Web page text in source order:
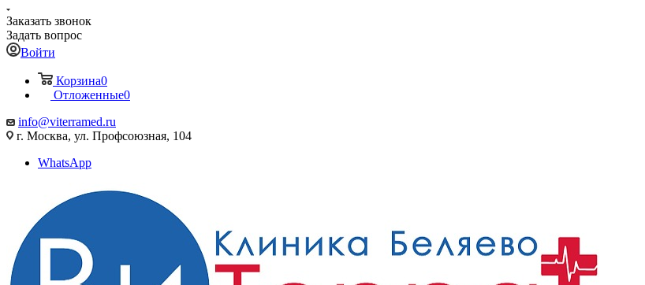
Заказать звонок
Задать вопрос
Войти
Корзина0
Отложенные0
info@viterramed.ru
г. Москва, ул. Профсоюзная, 104
WhatsApp